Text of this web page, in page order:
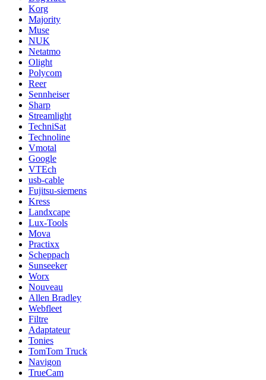
Korg
Majority
Muse
NUK
Netatmo
Olight
Polycom
Reer
Sennheiser
Sharp
Streamlight
TechniSat
Technoline
Vmotal
Google
VTEch
usb-cable
Fujitsu-siemens
Kress
Landxcape
Lux-Tools
Mova
Practixx
Scheppach
Sunseeker
Worx
Nouveau
Allen Bradley
Webfleet
Filtre
Adaptateur
Tonies
TomTom Truck
Navigon
TrueCam